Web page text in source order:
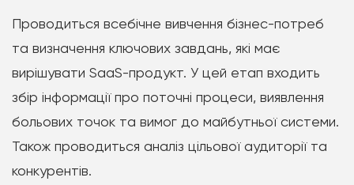
Проводиться всебічне вивчення бізнес-потреб
та визначення ключових завдань, які має
вирішувати SaaS-продукт. У цей етап входить
збір інформації про поточні процеси, виявлення
больових точок та вимог до майбутньої системи.
Також проводиться аналіз цільової аудиторії та
конкурентів.